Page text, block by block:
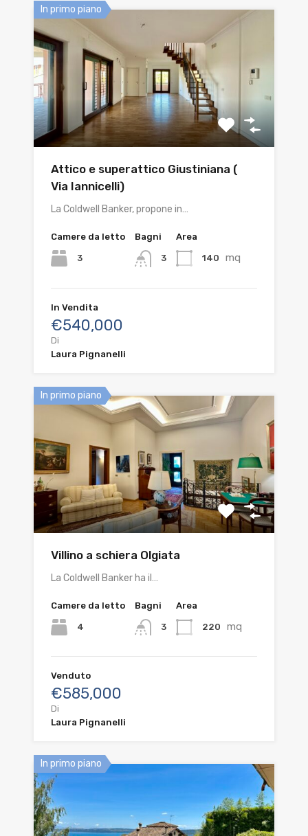
In primo piano
Attico e superattico Giustiniana (
Via Iannicelli)
La Coldwell Banker, propone in…
Camere da letto
3
Bagni
3
Area
140 mq
In Vendita
€540,000
Di
Laura Pignanelli
In primo piano
Villino a schiera Olgiata
La Coldwell Banker ha il…
Camere da letto
4
Bagni
3
Area
220 mq
Venduto
€585,000
Di
Laura Pignanelli
In primo piano